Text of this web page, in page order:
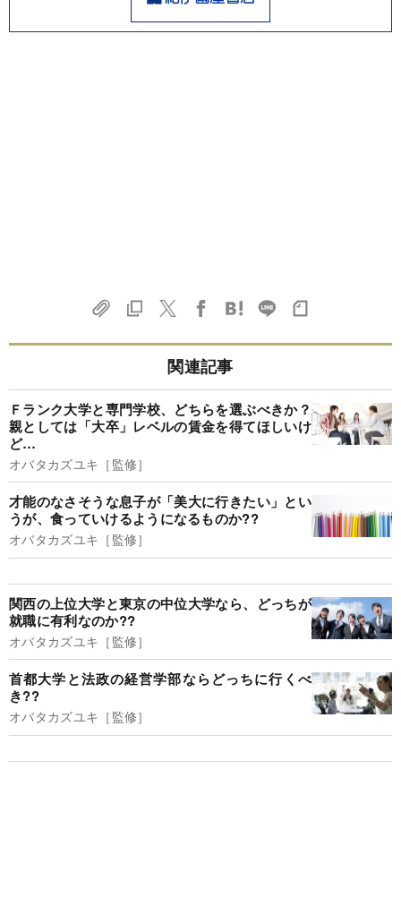
関連記事
Ｆランク大学と専門学校、どちらを選ぶべきか？
親としては「大卒」レベルの賃金を得てほしいけ
ど…
オバタカズユキ［監修］
才能のなさそうな息子が「美大に行きたい」とい
うが、食っていけるようになるものか??
オバタカズユキ［監修］
関西の上位大学と東京の中位大学なら、どっちが
就職に有利なのか??
オバタカズユキ［監修］
首都大学と法政の経営学部ならどっちに行くべ
き??
オバタカズユキ［監修］